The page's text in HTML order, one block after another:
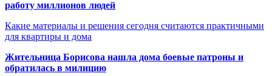
работу миллионов людей
Какие материалы и решения сегодня считаются практичными
для квартиры и дома
Жительница Борисова нашла дома боевые патроны и
обратилась в милицию